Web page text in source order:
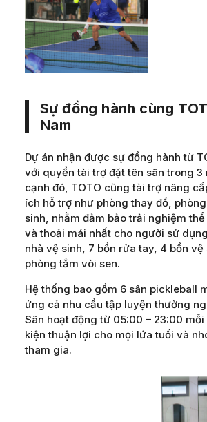
Sự đồng hành cùng
Nam
Dự án nhận được sự đồng hành từ
với quyền tài trợ đặt tên sân trong 3
cạnh đó, TOTO cũng tài trợ nâng
ích hỗ trợ như phòng thay đồ,
sinh, nhằm đảm bảo trải nghiệm
và thoải mái nhất cho người sử
nhà vệ sinh, 7 bồn rửa tay, 4 bồn vệ
phòng tắm vòi sen.
Hệ thống bao gồm 6 sân pickleball
ứng cả nhu cầu tập luyện thường
Sân hoạt động từ 05:00 – 23:00
kiện thuận lợi cho mọi lứa tuổi và
tham gia.